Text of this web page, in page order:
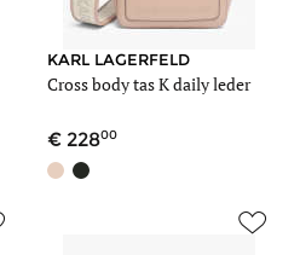
KARL LAGERFELD
Cross body tas K daily leder
22800